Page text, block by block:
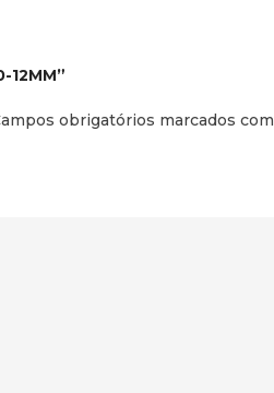
12MM”
obrigatórios marcados com